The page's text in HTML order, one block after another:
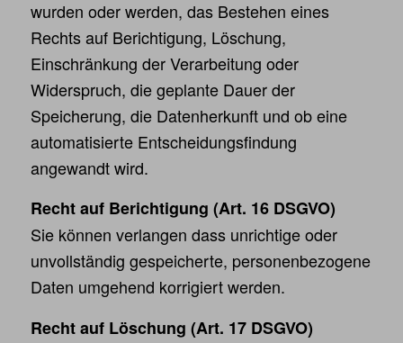
wurden oder werden, das Bestehen eines
Rechts auf Berichtigung, Löschung,
Einschränkung der Verarbeitung oder
Widerspruch, die geplante Dauer der
Speicherung, die Datenherkunft und ob eine
automatisierte Entscheidungsfindung
angewandt wird.
Recht auf Berichtigung (Art. 16 DSGVO)
Sie können verlangen dass unrichtige oder
unvollständig gespeicherte, personenbezogene
Daten umgehend korrigiert werden.
Recht auf Löschung (Art. 17 DSGVO)